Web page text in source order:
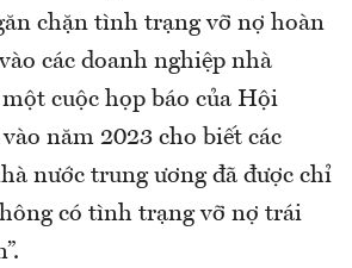
chặn tình trạng vỡ nợ hoàn
các doanh nghiệp nhà
một cuộc họp báo của Hội
năm 2023 cho biết các
nước trung ương đã được chỉ
có tình trạng vỡ nợ trái